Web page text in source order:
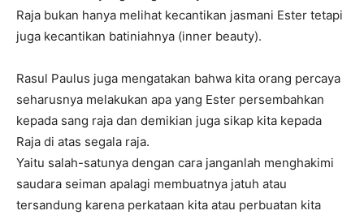
Raja bukan hanya melihat kecantikan jasmani Ester tetapi
juga kecantikan batiniahnya (inner beauty).
Rasul Paulus juga mengatakan bahwa kita orang percaya
seharusnya melakukan apa yang Ester persembahkan
kepada sang raja dan demikian juga sikap kita kepada
Raja di atas segala raja.
Yaitu salah-satunya dengan cara janganlah menghakimi
saudara seiman apalagi membuatnya jatuh atau
tersandung karena perkataan kita atau perbuatan kita